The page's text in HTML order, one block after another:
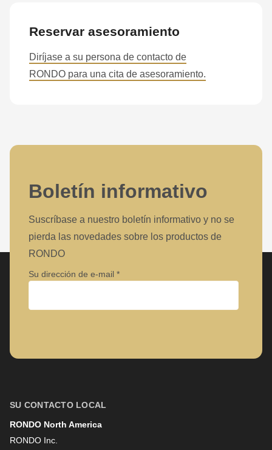
Reservar asesoramiento
Diríjase a su persona de contacto de
RONDO para una cita de asesoramiento.
Boletín informativo
Suscríbase a nuestro boletín informativo y no se
pierda las novedades sobre los productos de
RONDO
Su dirección de e-mail
Apellido
SU CONTACTO LOCAL
RONDO North America
RONDO Inc.